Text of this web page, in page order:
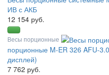
ИВ с АКБ
12 154 руб.
Весы порционные
порционные M-ER 326 AFU-
дисплей)
7 762 руб.